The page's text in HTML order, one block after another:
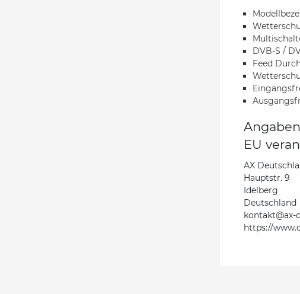
DVB-S /
Feed
EU
AX
Hauptstr. 9
Idelberg
Deutschland
kontakt@ax-
https://